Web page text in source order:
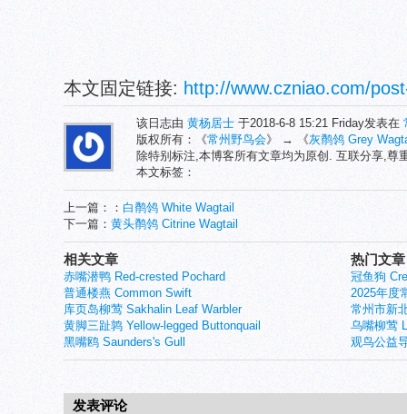
本文固定链接: http://www.czniao.com/
该日志由 黄杨居士 于2018-6-8 15:21 Friday发表在
版权所有：《常州野鸟会》 → 《灰鹡鸰 Grey
除特别标注,本博客所有文章均为原创. 互联分享,尊
本文标签：
上一篇：： 白鹡鸰 White Wagtail
下一篇： 黄头鹡鸰 Citrine Wagtail
热门文章
冠鱼狗
2025年度
常州市新
乌嘴柳莺
观鸟公益
相关文章
赤嘴潜鸭 Red-crested Pochard
普通楼燕 Common Swift
库页岛柳莺 Sakhalin Leaf Warbler
黄脚三趾鹑 Yellow-legged Buttonquail
黑嘴鸥 Saunders's Gull
发表评论